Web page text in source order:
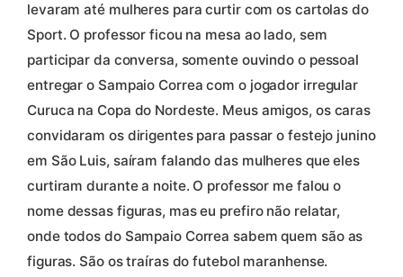
levaram até mulheres para curtir com os cartolas do
Sport. O professor ficou na mesa ao lado, sem
participar da conversa, somente ouvindo o pessoal
entregar o Sampaio Correa com o jogador irregular
Curuca na Copa do Nordeste. Meus amigos, os caras
convidaram os dirigentes para passar o festejo junino
em São Luis, saíram falando das mulheres que eles
curtiram durante a noite. O professor me falou o
nome dessas figuras, mas eu prefiro não relatar,
onde todos do Sampaio Correa sabem quem são as
figuras. São os traíras do futebol maranhense.